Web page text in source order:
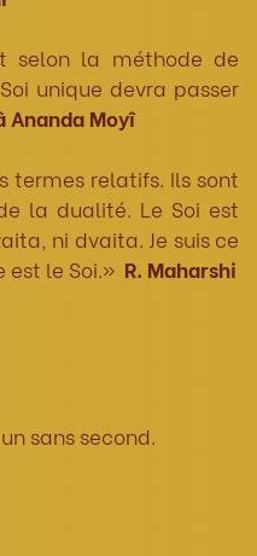
selon la méthode de
unique devra passer
Ananda Moyî
termes relatifs. Ils sont
la dualité. Le Soi est
ni dvaita. Je suis ce
est le Soi.» R. Maharshi
sans second.